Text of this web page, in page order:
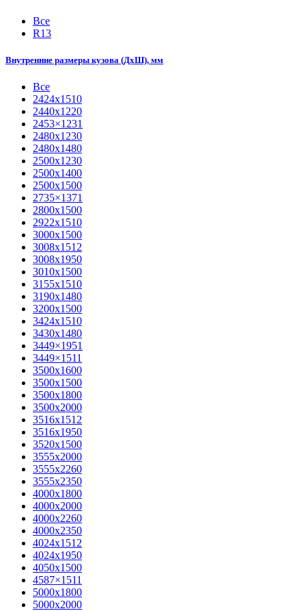
Все
R13
Внутренние размеры кузова (ДхШ), мм
Все
2424х1510
2440х1220
2453×1231
2480х1230
2480х1480
2500х1230
2500х1400
2500х1500
2735×1371
2800х1500
2922х1510
3000х1500
3008х1512
3008х1950
3010х1500
3155х1510
3190х1480
3200х1500
3424х1510
3430х1480
3449×1951
3449×1511
3500x1600
3500х1500
3500х1800
3500х2000
3516х1512
3516х1950
3520х1500
3555х2000
3555х2260
3555х2350
4000х1800
4000х2000
4000х2260
4000х2350
4024х1512
4024х1950
4050х1500
4587×1511
5000х1800
5000х2000